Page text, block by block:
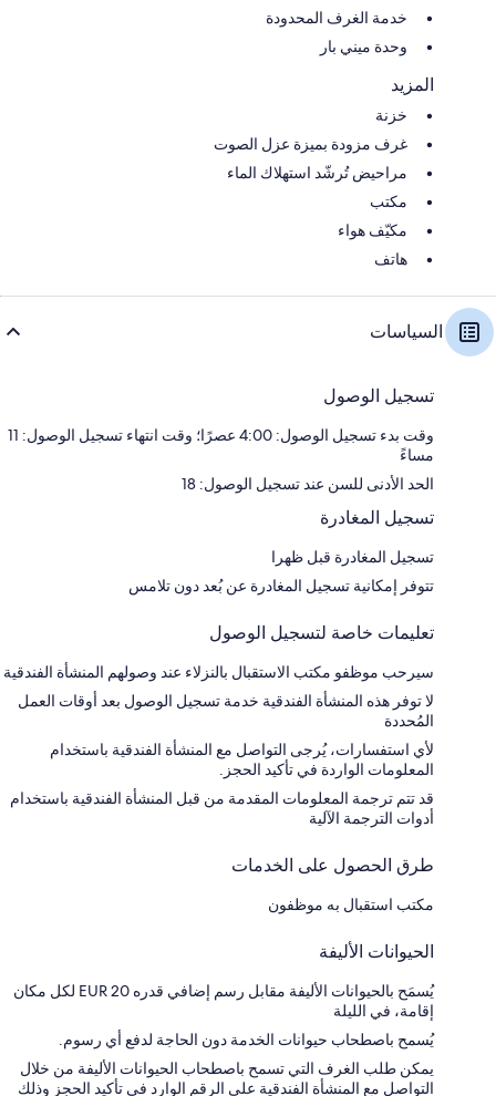
خدمة الغرف المحدودة
وحدة ميني بار
المزيد
خزنة
غرف مزودة بميزة عزل الصوت
مراحيض تُرشّد استهلاك الماء
مكتب
مكيّف هواء
هاتف
السياسات
تسجيل الوصول
وقت بدء تسجيل الوصول: 4:00 عصرًا؛ وقت انتهاء تسجيل الوصول: 11
مساءً
الحد الأدنى للسن عند تسجيل الوصول: 18
تسجيل المغادرة
تسجيل المغادرة قبل ظهرا
تتوفر إمكانية تسجيل المغادرة عن بُعد دون تلامس
تعليمات خاصة لتسجيل الوصول
سيرحب موظفو مكتب الاستقبال بالنزلاء عند وصولهم المنشأة الفندقية
لا توفر هذه المنشأة الفندقية خدمة تسجيل الوصول بعد أوقات العمل
المُحددة
لأي استفسارات، يُرجى التواصل مع المنشأة الفندقية باستخدام
المعلومات الواردة في تأكيد الحجز.
قد تتم ترجمة المعلومات المقدمة من قبل المنشأة الفندقية باستخدام
أدوات الترجمة الآلية
طرق الحصول على الخدمات
مكتب استقبال به موظفون
الحيوانات الأليفة
يُسمَح بالحيوانات الأليفة مقابل رسم إضافي قدره EUR 20 لكل مكان
إقامة، في الليلة
يُسمح باصطحاب حيوانات الخدمة دون الحاجة لدفع أي رسوم.
يمكن طلب الغرف التي تسمح باصطحاب الحيوانات الأليفة من خلال
التواصل مع المنشأة الفندقية على الرقم الوارد في تأكيد الحجز وذلك